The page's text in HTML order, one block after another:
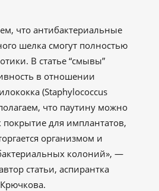
что антибактериальные
шелка смогут полностью
В статье “смывы”
в отношении
(Staphylococcus
что паутину можно
покрытие для имплантатов,
организмом и
колоний», —
статьи, аспирантка